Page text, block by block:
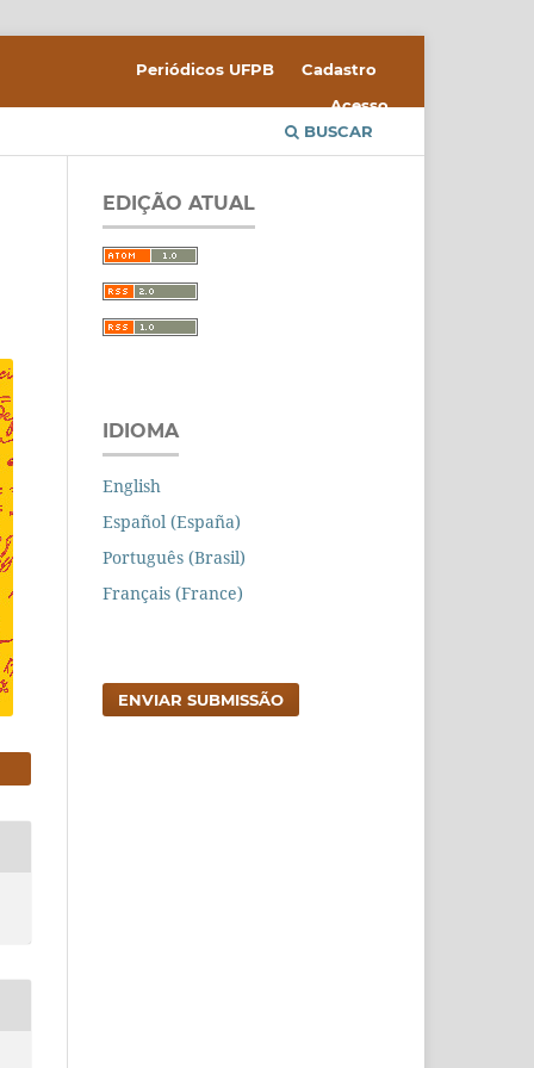
BUSCAR
Periódicos UFPB
Cadastro
Acesso
EDIÇÃO ATUAL
IDIOMA
English
Español (España)
Português (Brasil)
Français (France)
ENVIAR SUBMISSÃO